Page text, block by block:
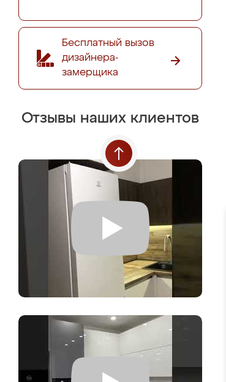
Бесплатный вызов
дизайнера-
замерщика
Отзывы наших клиентов